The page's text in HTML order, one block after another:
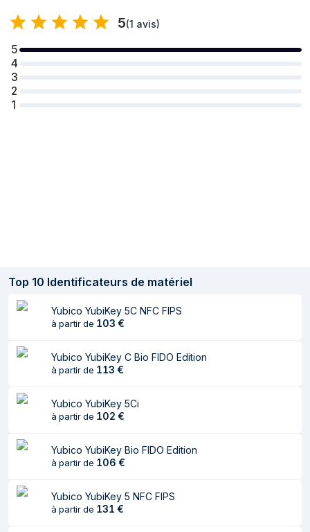
Quantité 5(1 avis)
5
4
3
2
1
Top 10 Identificateurs de matériel
Yubico YubiKey 5C NFC FIPS
à partir de 103 €
Yubico YubiKey C Bio FIDO Edition
à partir de 113 €
Yubico YubiKey 5Ci
à partir de 102 €
Yubico YubiKey Bio FIDO Edition
à partir de 106 €
Yubico YubiKey 5 NFC FIPS
à partir de 131 €